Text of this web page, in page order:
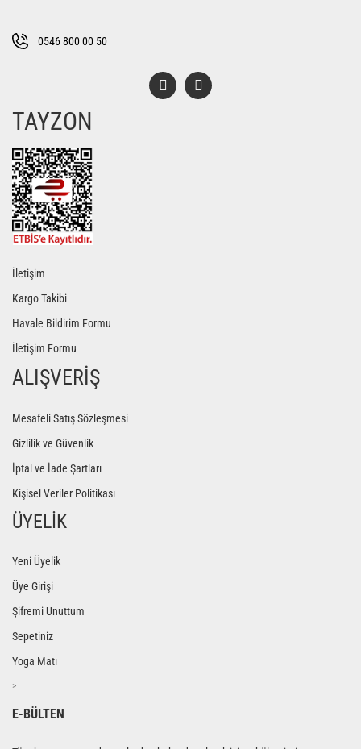
Bu ürüne benzer farklı alternatifler olmalı.
0546 800 00 50
TAYZON
İletişim
Kargo Takibi
Havale Bildirim Formu
İletişim Formu
ALIŞVERİŞ
Mesafeli Satış Sözleşmesi
Gizlilik ve Güvenlik
İptal ve İade Şartları
Kişisel Veriler Politikası
ÜYELİK
Yeni Üyelik
Üye Girişi
Şifremi Unuttum
Sepetiniz
Yoga Matı
>
E-BÜLTEN